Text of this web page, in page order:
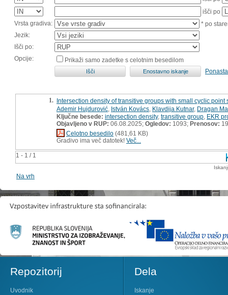
išči po
Vrsta gradiva:
* po
Jezik:
Išči po:
Opcije:
Prikaži samo zadetke s celotnim besedilom
1 - 1 / 1
1. Intersection density of transitive groups with small cyclic point
Ademir Hujdurović István Kovács Klavdija Kutnar, Dragan
Ključne besede: intersection density, transitive group EKR
Objavljeno v RUP: 06.08.2025; Ogledov: 1093; Prenosov: 19
Celotno besedilo (481,61 KB)
Gradivo ima več datotek! Več...
Na vrh
Repozitorij
Uvodnik
Dela
Iskanje